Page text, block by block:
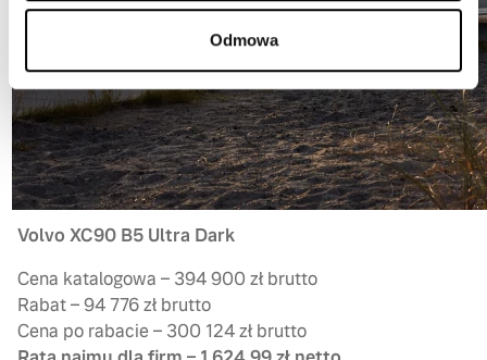
Odmowa
Volvo XC90 B5 Ultra Dark
Cena katalogowa – 394 900 zł brutto
Rabat – 94 776 zł brutto
Cena po rabacie – 300 124 zł brutto